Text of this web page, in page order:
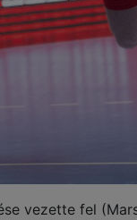
vezette fel